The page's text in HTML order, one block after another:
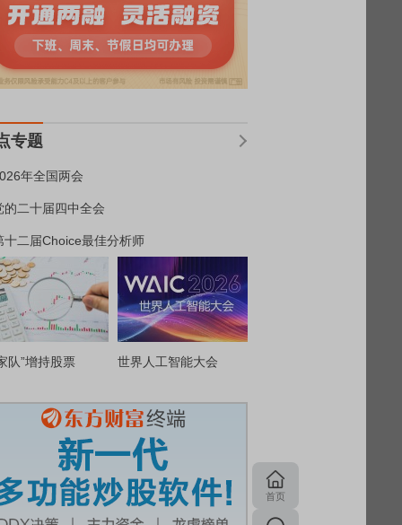
专题
年全国两会
的二十届四中全会
十二届Choice最佳分析师
队”增持股票 世界人工智能大会
首页